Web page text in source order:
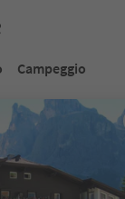
Campeggio